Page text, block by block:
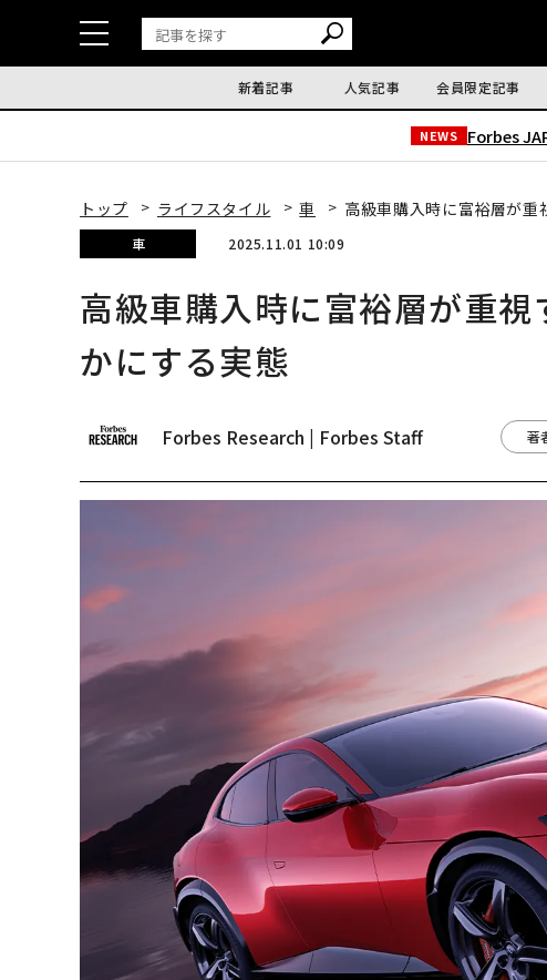
新着記事 人気記事 会員限定記事
NEWS Forbes
トップ ライフスタイル 車 高級車購入時に富裕層が
車 2025.11.01 10:09
高級車購入時に富裕層が重
かにする実態
Forbes Research | Forbes Staff 著